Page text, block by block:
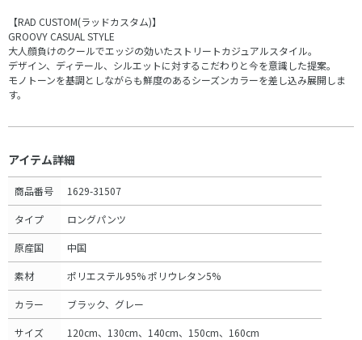
【RAD CUSTOM(ラッドカスタム)】
GROOVY CASUAL STYLE
大人顔負けのクールでエッジの効いたストリートカジュアルスタイル。
デザイン、ディテール、シルエットに対するこだわりと今を意識した提案。
モノトーンを基調としながらも鮮度のあるシーズンカラーを差し込み展開しま
す。
アイテム詳細
商品番号 1629-31507
タイプ ロングパンツ
原産国 中国
素材 ポリエステル95% ポリウレタン5%
カラー ブラック、グレー
サイズ 120cm、130cm、140cm、150cm、160cm